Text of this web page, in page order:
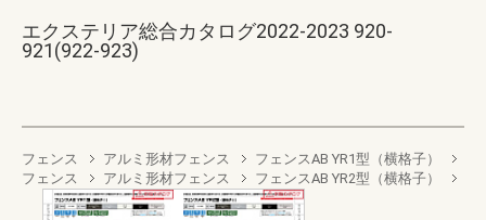
エクステリア総合カタログ2022-2023 920-
921(922-923)
フェンス アルミ形材フェンス
フェンスAB YR1型（横格子）
フェンス
アルミ形材フェンス フェンスAB YR2型（横格子）